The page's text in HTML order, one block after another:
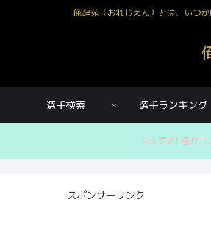
俺辞苑（おれじえん）とは、いつ
選手検索 選手ランキング
久々更新! 俺的ラ
スポンサーリンク